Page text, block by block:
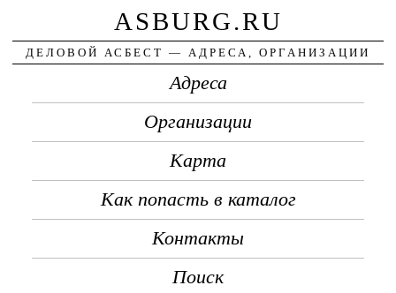
ASBURG.RU
ДЕЛОВОЙ АСБЕСТ — АДРЕСА, ОРГАНИЗАЦИИ
Адреса
Организации
Карта
Как попасть в каталог
Контакты
Поиск